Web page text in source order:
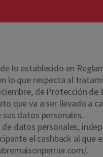
lo establecido en
lo que respecta al
de Protección
que va a ser llevado a
datos personales.
datos personales,
el cashback al que
.